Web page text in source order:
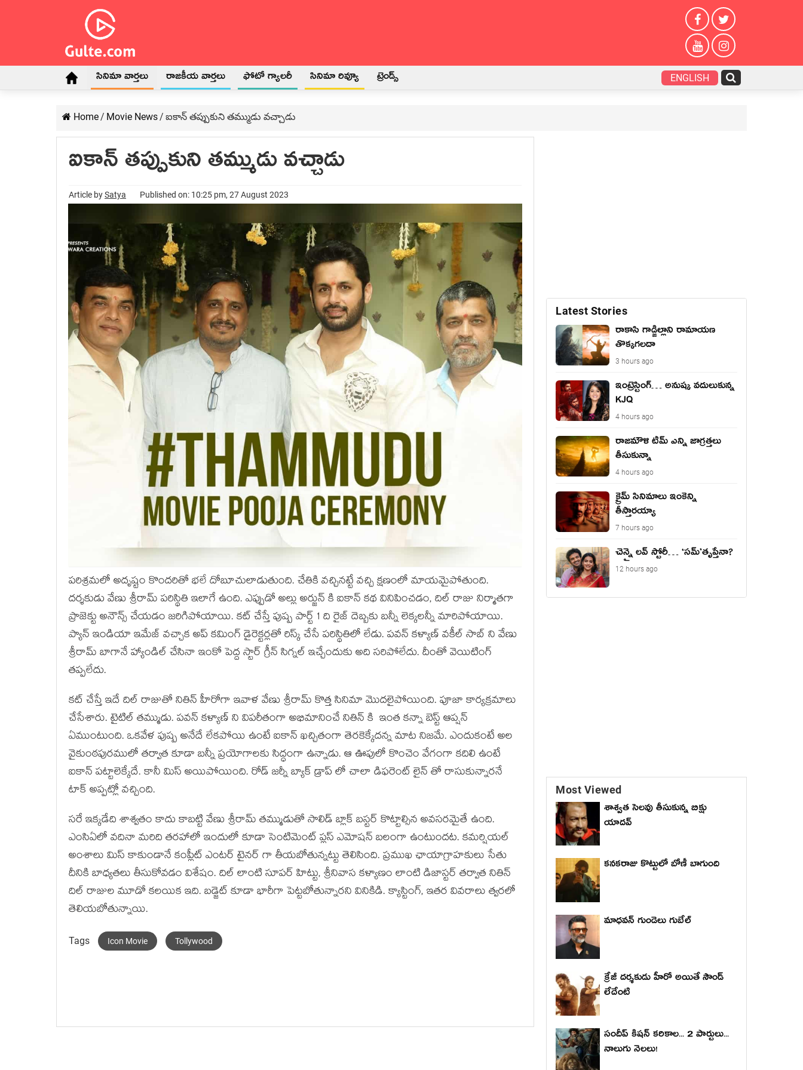
సినిమా వార్తలు రాజకీయ వార్తలు ఫోటో గ్యాలరీ సినిమా రివ్యూ ట్రెండ్స్ ENGLISH
Home/ Movie News/ ఐకాన్ తప్పుకుని తమ్ముడు వచ్చాడు
ఐకాన్ తప్పుకుని తమ్ముడు వచ్చాడు
Article bySatya Published on: 10:25 pm, 27 August 2023
పరిశ్రమలో అదృష్టం కొందరితో భలే దోబూచులాడుతుంది. చేతికి వచ్చినట్టే వచ్చి క్షణంలో మాయమైపోతుంది.
దర్శకుడు వేణు శ్రీరామ్ పరిస్థితి ఇలాగే ఉంది. ఎప్పుడో అల్లు అర్జున్ కి ఐకాన్ కథ వినిపించడం, దిల్ రాజు నిర్మాతగా
ప్రాజెక్టు అనౌన్స్ చేయడం జరిగిపోయాయి. కట్ చేస్తే పుష్ప పార్ట్ 1 ది రైజ్ దెబ్బకు బన్నీ లెక్కలన్నీ మారిపోయాయి.
ప్యాన్ ఇండియా ఇమేజ్ వచ్చాక అప్ కమింగ్ డైరెక్టర్లతో రిస్క్ చేసే పరిస్థితిలో లేడు. పవన్ కళ్యాణ్ వకీల్ సాబ్ ని వేణు
శ్రీరామ్ బాగానే హ్యాండిల్ చేసినా ఇంకో పెద్ద స్టార్ గ్రీన్ సిగ్నల్ ఇచ్చేందుకు అది సరిపోలేదు. దీంతో వెయిటింగ్
తప్పలేదు.
కట్ చేస్తే ఇదే దిల్ రాజుతో నితిన్ హీరోగా ఇవాళ వేణు శ్రీరామ్ కొత్త సినిమా మొదలైపోయింది. పూజా కార్యక్రమాలు
చేసేశారు. టైటిల్ తమ్ముడు. పవన్ కళ్యాణ్ ని విపరీతంగా అభిమానించే నితిన్ కి ఇంత కన్నా బెస్ట్ ఆప్షన్
ఏముంటుంది. ఒకవేళ పుష్ప అనేదే లేకపోయి ఉంటే ఐకాన్ ఖచ్చితంగా తెరకెక్కేదన్న మాట నిజమే. ఎందుకంటే అల
వైకుంఠపురములో తర్వాత కూడా బన్నీ ప్రయోగాలకు సిద్ధంగా ఉన్నాడు. ఆ ఊపులో కొంచెం వేగంగా కదిలి ఉంటే
ఐకాన్ పట్టాలెక్కేదే. కానీ మిస్ అయిపోయింది. రోడ్ జర్నీ బ్యాక్ డ్రాప్ లో చాలా డిఫరెంట్ లైన్ తో రాసుకున్నారనే
టాక్ అప్పట్లో వచ్చింది.
సరే ఇక్కడేది శాశ్వతం కాదు కాబట్టి వేణు శ్రీరామ్ తమ్ముడుతో సాలిడ్ బ్లాక్ బస్టర్ కొట్టాల్సిన అవసరమైతే ఉంది.
ఎంసిఏలో వదినా మరిది తరహాలో ఇందులో కూడా సెంటిమెంట్ ప్లస్ ఎమోషన్ బలంగా ఉంటుందట. కమర్షియల్
అంశాలు మిస్ కాకుండానే కంప్లీట్ ఎంటర్ టైనర్ గా తీయబోతున్నట్టు తెలిసింది. ప్రముఖ ఛాయాగ్రాహకులు సేతు
దీనికి బాధ్యతలు తీసుకోవడం విశేషం. దిల్ లాంటి సూపర్ హిట్టు, శ్రీనివాస కళ్యాణం లాంటి డిజాస్టర్ తర్వాత నితిన్
దిల్ రాజుల మూడో కలయిక ఇది. బడ్జెట్ కూడా భారీగా పెట్టబోతున్నారని వినికిడి. క్యాస్టింగ్, ఇతర వివరాలు త్వరలో
తెలియబోతున్నాయి.
Tags Icon Movie Tollywood
Latest Stories
రాకాసి గాడ్జిల్లాని రామాయణ
తొక్కగలదా
3 hours ago
ఇంట్రెస్టింగ్… అనుష్క వదులుకున్న
KJQ
4 hours ago
రాజమౌళి టీమ్ ఎన్ని జాగ్రత్తలు
తీసుకున్నా
4 hours ago
క్రైమ్ సినిమాలు ఇంకెన్ని
తీస్తారయ్యా
7 hours ago
చెన్నై లవ్ స్టోరీ… ‘సమ్’తృప్తేనా?
12 hours ago
Most Viewed
శాశ్వత సెలవు తీసుకున్న బిక్షు
యాదవ్
కనకరాజు కొట్టులో బోణీ బాగుంది
మాధ‌వ‌న్ గుండెలు గుబేల్‌
క్రేజీ దర్శకుడు హీరో అయితే సౌండ్
లేదేంటి
సందీప్ కిషన్ కరికాల... 2 పార్టులు...
నాలుగు నెలలు!